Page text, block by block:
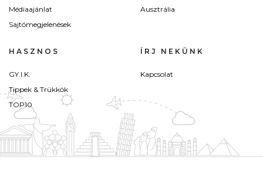
Médiaajánlat
Sajtómegjelenések
Ausztrália
HASZNOS
GY.I.K.
Tippek & Trükkök
TOP10
ÍRJ NEKÜNK
Kapcsolat